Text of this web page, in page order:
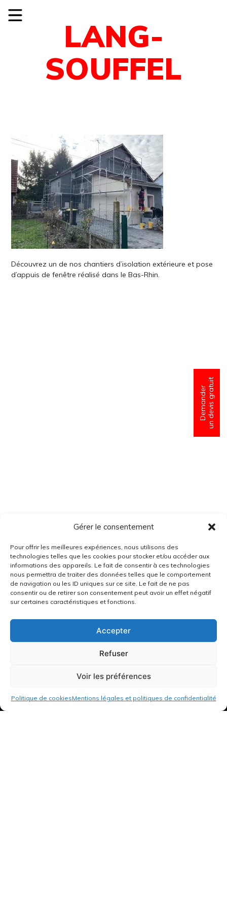
Gérer le consentement
Pour offrir les meilleures expériences, nous utilisons des
technologies telles que les cookies pour stocker et/ou accéder aux
informations des appareils. Le fait de consentir à ces technologies
nous permettra de traiter des données telles que le comportement
de navigation ou les ID uniques sur ce site. Le fait de ne pas
consentir ou de retirer son consentement peut avoir un effet négatif
sur certaines caractéristiques et fonctions.
Accepter
Refuser
Voir les préférences
Politique de cookiesMentions légales et politiques de confidentialité
Demanderun devis gratuit
LANG-
SOUFFEL
Découvrez un de nos chantiers d’isolation extérieure et pose
d’appuis de fenêtre réalisé dans le Bas-Rhin.